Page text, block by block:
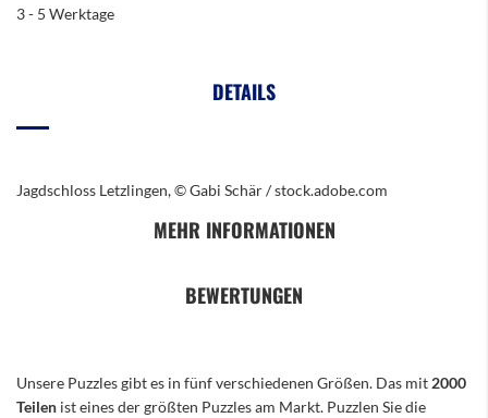
3 - 5 Werktage
DETAILS
Jagdschloss Letzlingen, © Gabi Schär / stock.adobe.com
MEHR INFORMATIONEN
BEWERTUNGEN
Unsere Puzzles gibt es in fünf verschiedenen Größen. Das mit 2000
Teilen ist eines der größten Puzzles am Markt. Puzzlen Sie die